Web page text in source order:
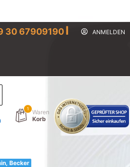
30 67909190I ANMELDEN
1
Waren
Korb
Becker